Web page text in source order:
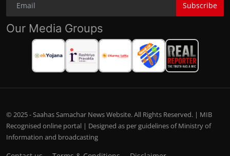
Subscribe
Our Media Groups
© 2025 - Saahas Samachar News Website. All Rights Reserved. | MIB
Recognised online portal | Designed as per guidelines of Ministry of
Information and broadcasting